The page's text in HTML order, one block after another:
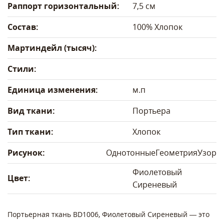
Раппорт горизонтальный:
7,5 см
Состав:
100% Хлопок
Мартиндейл (тысяч):
Стили:
Единица изменения:
м.п
Вид ткани:
Портьера
Тип ткани:
Хлопок
Рисунок:
ОднотонныеГеометрияУзор
Цвет:
Фиолетовый
Сиреневый
Портьерная ткань BD1006, Фиолетовый Сиреневый — это